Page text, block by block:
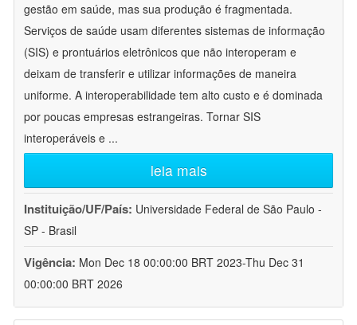
gestão em saúde, mas sua produção é fragmentada.
Serviços de saúde usam diferentes sistemas de informação
(SIS) e prontuários eletrônicos que não interoperam e
deixam de transferir e utilizar informações de maneira
uniforme. A interoperabilidade tem alto custo e é dominada
por poucas empresas estrangeiras. Tornar SIS
interoperáveis e ...
leia mais
Instituição/UF/País: Universidade Federal de São Paulo -
SP - Brasil
Vigência: Mon Dec 18 00:00:00 BRT 2023-Thu Dec 31
00:00:00 BRT 2026